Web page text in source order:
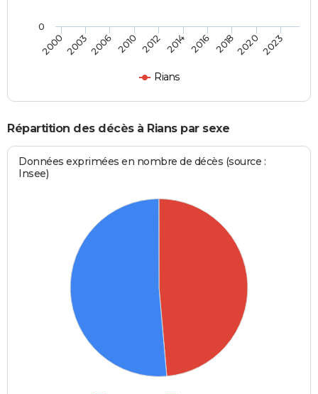
Rians
200020032006 2010 2012 2014 2016 201820202023
0
Répartition des décès à Rians par sexe
Données exprimées en nombre de décès (source :
Insee)